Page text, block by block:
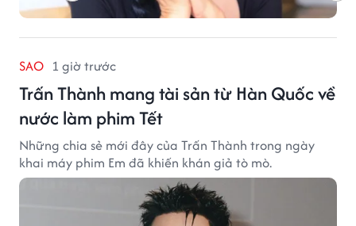
SAO 1 giờ trước
Trấn Thành mang tài sản từ Hàn Quốc về
nước làm phim Tết
Những chia sẻ mới đây của Trấn Thành trong ngày
khai máy phim Em đã khiến khán giả tò mò.